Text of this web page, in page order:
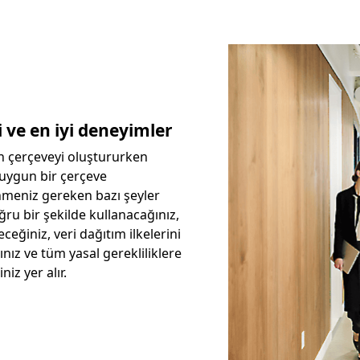
en iyi deneyimler
çerçeveyi oluştururken
bir çerçeve
gereken bazı şeyler
bir şekilde kullanacağınız,
veri dağıtım ilkelerini
ve tüm yasal gerekliliklere
yer alır.